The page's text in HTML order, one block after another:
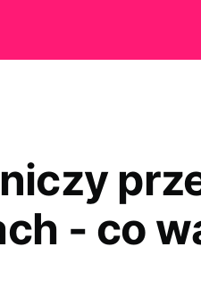
- co